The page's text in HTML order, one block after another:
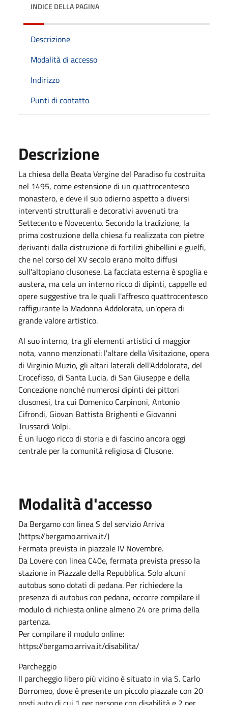
INDICE DELLA PAGINA
Descrizione
Modalità di accesso
Indirizzo
Punti di contatto
Descrizione
La chiesa della Beata Vergine del Paradiso fu costruita
nel 1495, come estensione di un quattrocentesco
monastero, e deve il suo odierno aspetto a diversi
interventi strutturali e decorativi avvenuti tra
Settecento e Novecento. Secondo la tradizione, la
prima costruzione della chiesa fu realizzata con pietre
derivanti dalla distruzione di fortilizi ghibellini e guelfi,
che nel corso del XV secolo erano molto diffusi
sull'altopiano clusonese. La facciata esterna è spoglia e
austera, ma cela un interno ricco di dipinti, cappelle ed
opere suggestive tra le quali l'affresco quattrocentesco
raffigurante la Madonna Addolorata, un'opera di
grande valore artistico.
Al suo interno, tra gli elementi artistici di maggior
nota, vanno menzionati: l'altare della Visitazione, opera
di Virginio Muzio, gli altari laterali dell'Addolorata, del
Crocefisso, di Santa Lucia, di San Giuseppe e della
Concezione nonché numerosi dipinti dei pittori
clusonesi, tra cui Domenico Carpinoni, Antonio
Cifrondi, Giovan Battista Brighenti e Giovanni
Trussardi Volpi.
È un luogo ricco di storia e di fascino ancora oggi
centrale per la comunità religiosa di Clusone.
Modalità d'accesso
Da Bergamo con linea S del servizio Arriva
(https://bergamo.arriva.it/)
Fermata prevista in piazzale IV Novembre.
Da Lovere con linea C40e, fermata prevista presso la
stazione in Piazzale della Repubblica. Solo alcuni
autobus sono dotati di pedana. Per richiedere la
presenza di autobus con pedana, occorre compilare il
modulo di richiesta online almeno 24 ore prima della
partenza.
Per compilare il modulo online:
https://bergamo.arriva.it/disabilita/
Parcheggio
Il parcheggio libero più vicino è situato in via S. Carlo
Borromeo, dove è presente un piccolo piazzale con 20